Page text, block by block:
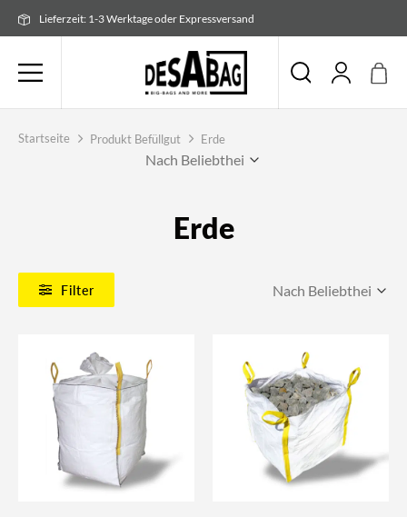
Inhalt
Lieferzeit: 1-3 Werktage oder Expressversand
Startseite Produkt Befüllgut Erde
Erde
Filter